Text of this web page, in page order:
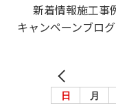
新着情報施工事
キャンペーンブログ
日 月